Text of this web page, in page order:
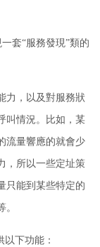
套“服務發現”類的
力，以及對服務狀
情況。 比如，某
流量響應的就會少
，所以一些定址策
只能到某些特定的
下功能：